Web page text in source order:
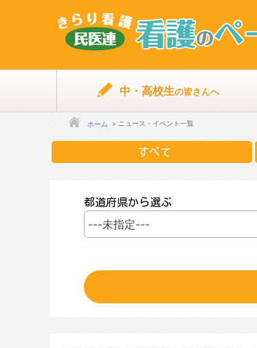
中・高校生の皆さんへ
ホーム ニュース・イベント一覧
すべて
都道府県から選ぶ